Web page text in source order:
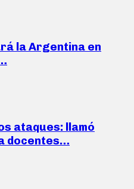
la Argentina en
ataques: llamó
docentes…